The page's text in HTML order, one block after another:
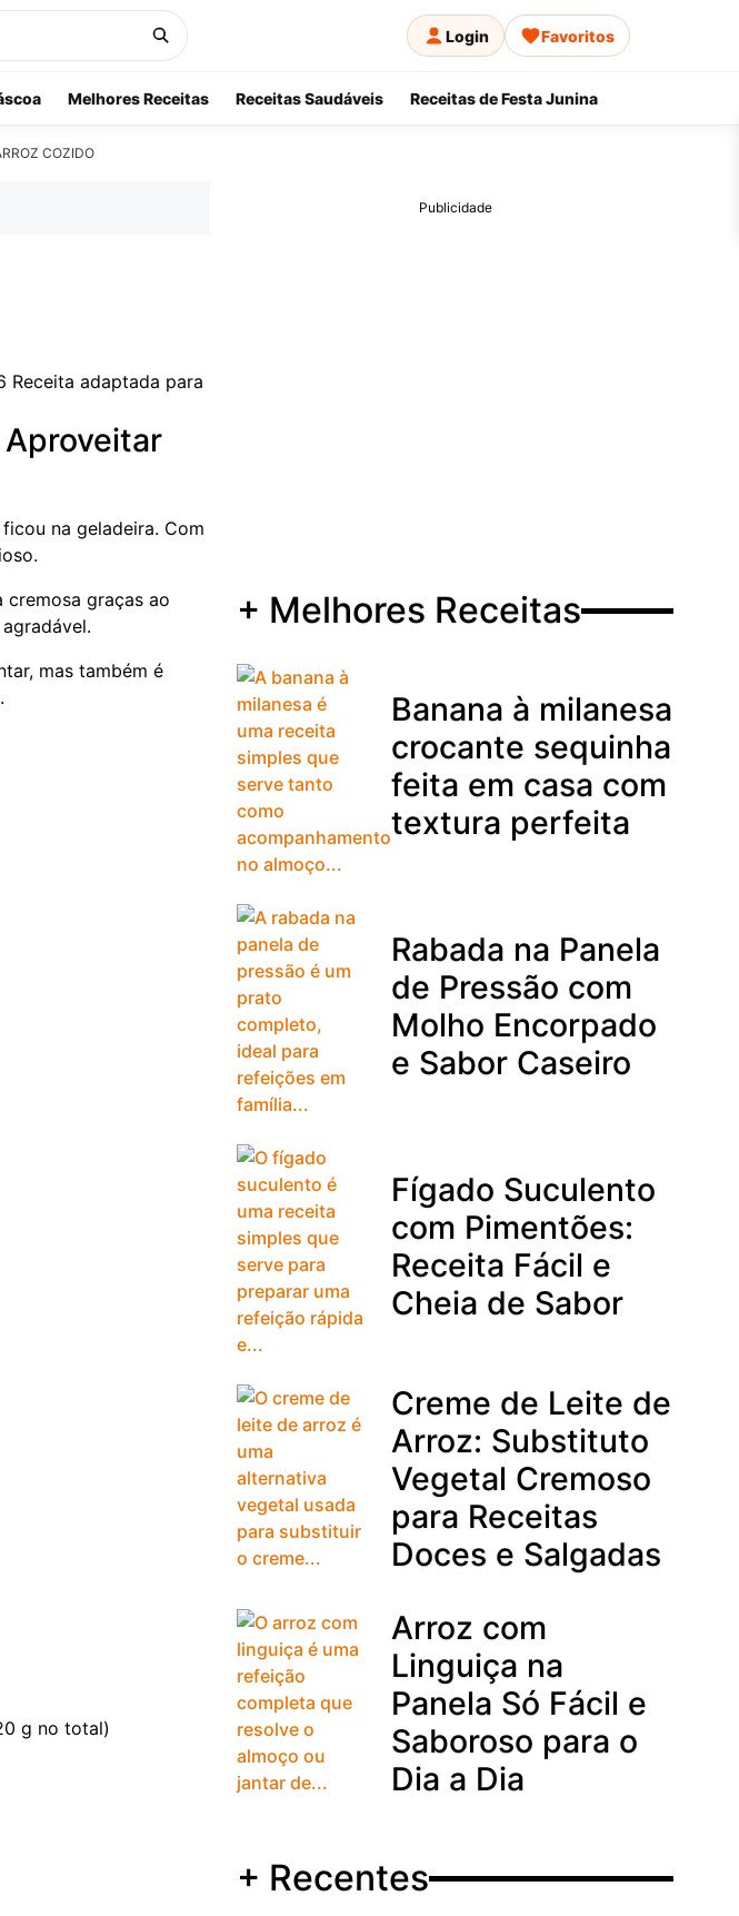
Login Favoritos
Melhores Receitas Receitas Saudáveis Receitas de Festa Junina
COZIDO
Receita adaptada para
na geladeira. Com
graças ao
mas também é
g no total)
Publicidade
+ Melhores Receitas
Banana à milanesa
crocante sequinha
feita em casa com
textura perfeita
Rabada na Panela
de Pressão com
Molho Encorpado
e Sabor Caseiro
Fígado Suculento
com Pimentões:
Receita Fácil e
Cheia de Sabor
Creme de Leite de
Arroz: Substituto
Vegetal Cremoso
para Receitas
Doces e Salgadas
Arroz com
Linguiça na
Panela Só Fácil e
Saboroso para o
Dia a Dia
+ Recentes